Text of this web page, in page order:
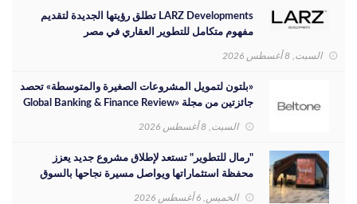
LARZ Developments تطلق رؤيتها الجديدة لتقديم
مفهوم متكامل للتطوير العقاري في مصر
السبت, 8 أغسطس 2026
«بلتون لتمويل المشروعات الصغيرة والمتوسطة» تحصد
جائزتين من مجلة «Global Banking & Finance Review
السبت, 8 أغسطس 2026
"رمال للتطوير" تستعد لإطلاق مشروع جديد يعزز
محفظة استثماراتها ويواصل مسيرة نجاحها بالسوق
الخميس, 6 أغسطس 2026